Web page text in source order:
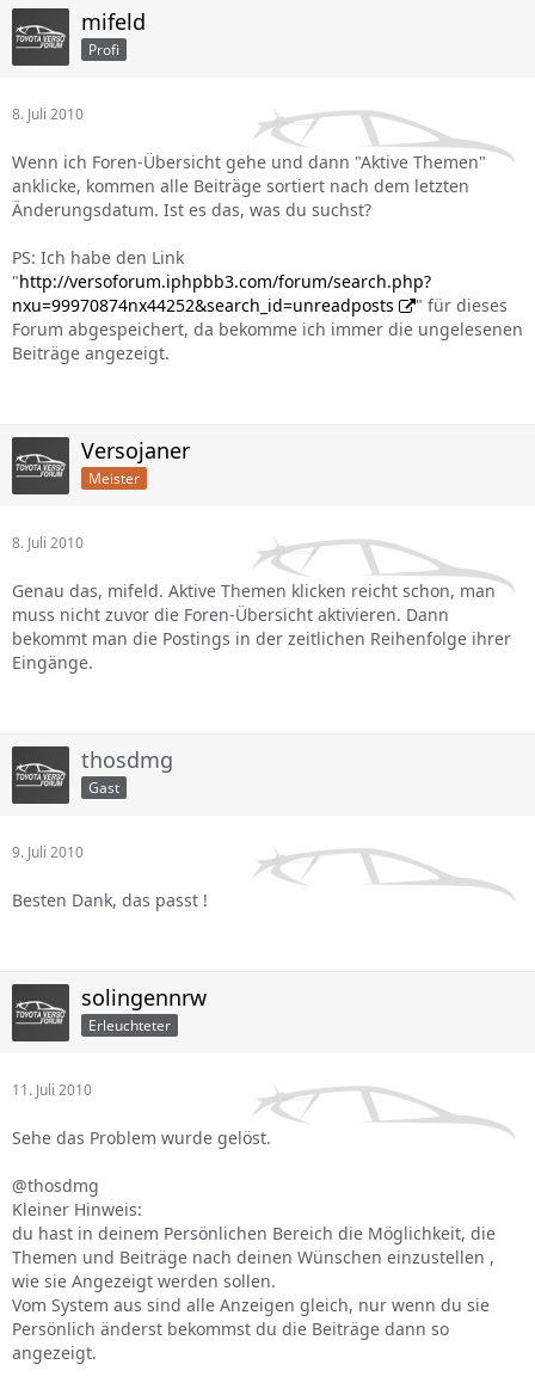
mifeld
Profi
8. Juli 2010
Wenn ich Foren-Übersicht gehe und dann "Aktive Themen"
anklicke, kommen alle Beiträge sortiert nach dem letzten
Änderungsdatum. Ist es das, was du suchst?
PS: Ich habe den Link
"http://versoforum.iphpbb3.com/forum/search.php?
nxu=99970874nx44252&search_id=unreadposts
" für dieses
Forum abgespeichert, da bekomme ich immer die ungelesenen
Beiträge angezeigt.
Versojaner
Meister
8. Juli 2010
Genau das, mifeld. Aktive Themen klicken reicht schon, man
muss nicht zuvor die Foren-Übersicht aktivieren. Dann
bekommt man die Postings in der zeitlichen Reihenfolge ihrer
Eingänge.
thosdmg
Gast
9. Juli 2010
Besten Dank, das passt !
solingennrw
Erleuchteter
11. Juli 2010
Sehe das Problem wurde gelöst.
@thosdmg
Kleiner Hinweis:
du hast in deinem Persönlichen Bereich die Möglichkeit, die
Themen und Beiträge nach deinen Wünschen einzustellen ,
wie sie Angezeigt werden sollen.
Vom System aus sind alle Anzeigen gleich, nur wenn du sie
Persönlich änderst bekommst du die Beiträge dann so
angezeigt.